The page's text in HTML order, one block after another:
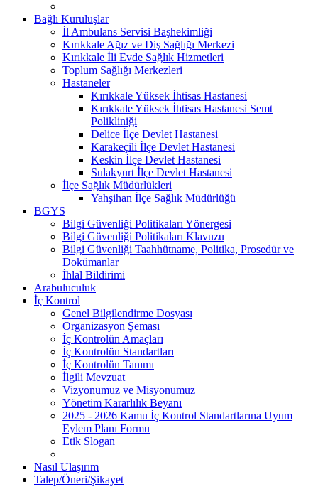
Bağlı Kuruluşlar
İl Ambulans Servisi Başhekimliği
Kırıkkale Ağız ve Diş Sağlığı Merkezi
Kırıkkale İli Evde Sağlık Hizmetleri
Toplum Sağlığı Merkezleri
Hastaneler
Kırıkkale Yüksek İhtisas Hastanesi
Kırıkkale Yüksek İhtisas Hastanesi Semt
Polikliniği
Delice İlçe Devlet Hastanesi
Karakeçili İlçe Devlet Hastanesi
Keskin İlçe Devlet Hastanesi
Sulakyurt İlçe Devlet Hastanesi
İlçe Sağlık Müdürlükleri
Yahşihan İlçe Sağlık Müdürlüğü
BGYS
Bilgi Güvenliği Politikaları Yönergesi
Bilgi Güvenliği Politikaları Klavuzu
Bilgi Güvenliği Taahhütname, Politika, Prosedür ve
Dokümanlar
İhlal Bildirimi
Arabuluculuk
İç Kontrol
Genel Bilgilendirme Dosyası
Organizasyon Şeması
İç Kontrolün Amaçları
İç Kontrolün Standartları
İç Kontrolün Tanımı
İlgili Mevzuat
Vizyonumuz ve Misyonumuz
Yönetim Kararlılık Beyanı
2025 - 2026 Kamu İç Kontrol Standartlarına Uyum
Eylem Planı Formu
Etik Slogan
Nasıl Ulaşırım
Talep/Öneri/Şikayet